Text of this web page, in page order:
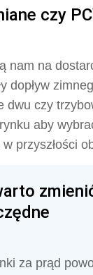
czy
nam na
dopływ
dwu czy
aby
przyszłości
za prąd